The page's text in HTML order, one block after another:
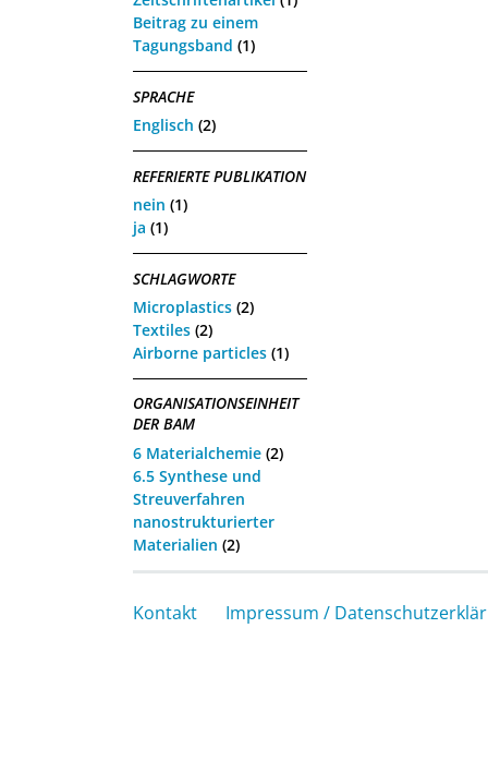
Beitrag zu einem
Tagungsband (1)
SPRACHE
Englisch (2)
REFERIERTE PUBLIKATION
nein (1)
ja (1)
SCHLAGWORTE
Microplastics (2)
Textiles (2)
Airborne particles (1)
ORGANISATIONSEINHEIT
DER BAM
6 Materialchemie (2)
6.5 Synthese und
Streuverfahren
nanostrukturierter
Materialien (2)
Kontakt Impressum /